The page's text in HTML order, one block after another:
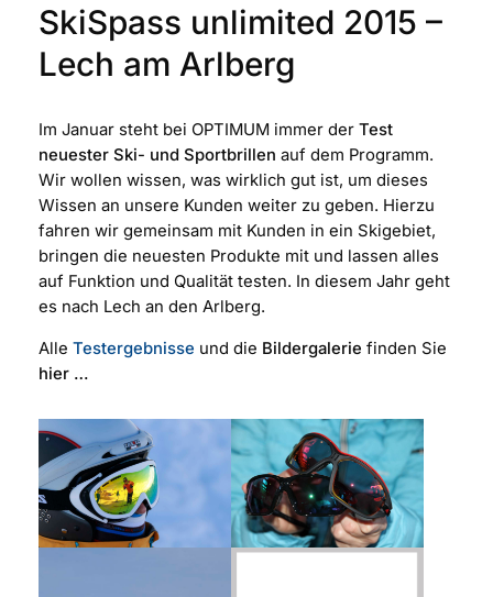
SkiSpass unlimited 2015 –
Lech am Arlberg
Im Januar steht bei OPTIMUM immer der Test
neuester Ski- und Sportbrillen auf dem Programm.
Wir wollen wissen, was wirklich gut ist, um dieses
Wissen an unsere Kunden weiter zu geben. Hierzu
fahren wir gemeinsam mit Kunden in ein Skigebiet,
bringen die neuesten Produkte mit und lassen alles
auf Funktion und Qualität testen. In diesem Jahr geht
es nach Lech an den Arlberg.
Alle Testergebnisse und die Bildergalerie finden Sie
hier …